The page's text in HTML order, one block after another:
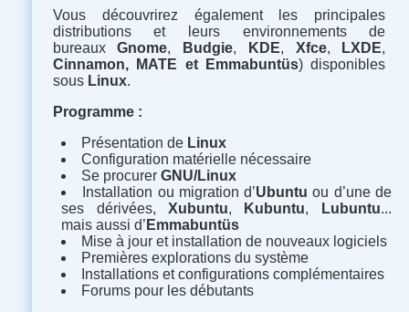
Vous découvrirez également les principales
distributions et leurs environnements de
bureauxGnome, Budgie, KDE, Xfce, LXDE,
Cinnamon,
MATE et Emmabuntüs) disponibles
sous Linux.
Programme :
Présentation de Linux
Configuration matérielle nécessaire
Se procurerGNU/Linux
Installation ou migration d’Ubuntu ou d’une de
ses dérivées, Xubuntu, Kubuntu, Lubuntu...
mais aussi d’ Emmabuntüs
Mise à jour et installation de nouveaux logiciels
Premières explorations du système
Installations et configurations complémentaires
Forums pour les débutants